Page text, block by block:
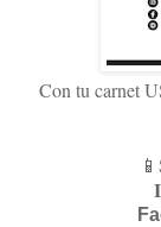
Con tu carnet